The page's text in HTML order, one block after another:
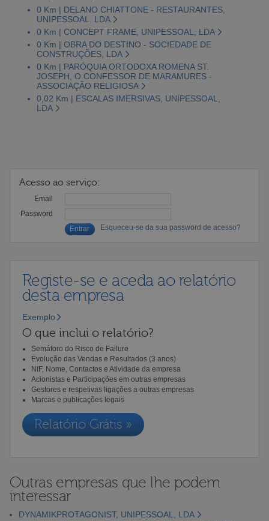
0 Km | DELANO CHIATTONE - RESTAURANTES,
UNIPESSOAL, LDA
0 Km | CONCEPT FRAME, UNIPESSOAL, LDA
0 Km | OBRA DO DESTINO - SOCIEDADE DE
CONSTRUÇÕES, LDA
0 Km | PARÓQUIA ORTODOXA ROMENA ST.
JOSEPH, O CONFESSOR DE MARAMURES -
ASSOCIAÇÃO RELIGIOSA
0,02 Km | ESCALAS IMERSIVAS, UNIPESSOAL,
LDA
Acesso ao serviço:
Email
Password
Esqueceu-se da sua password de acesso?
Registe-se e aceda ao relatório
desta empresa
Exemplo
O que inclui o relatório?
Semáforo do Risco de Failure
Evolução das Vendas e Resultados (3 anos)
NIF, Nome, Contactos e Atividade da empresa
Acionistas e Participações em outras empresas
Gestores e respetivas ligações a outras empresas
Marcas e publicações legais
Relatório Grátis »
Outras empresas que lhe podem
interessar
DYNAMIKPROTAGONIST, UNIPESSOAL, LDA